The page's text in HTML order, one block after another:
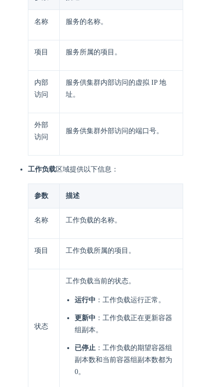
名称 服务的名称。
项目 服务所属的项目。
内部
访问
服务供集群内部访问的虚拟 IP 地
址。
外部
访问
服务供集群外部访问的端口号。
工作负载 区域提供以下信息：
参数 描述
名称 工作负载的名称。
项目 工作负载所属的项目。
状态
工作负载当前的状态。
运行中 ：工作负载运行正常。
更新中 ：工作负载正在更新容器
组副本。
已停止 ：工作负载的期望容器组
副本数和当前容器组副本数都为
0。